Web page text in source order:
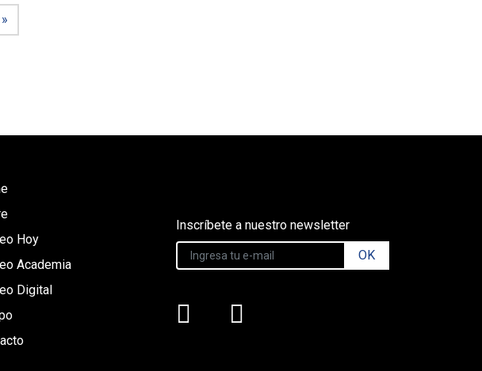
»
Hoy
Academia
Digital
Inscríbete a nuestro newsletter
OK